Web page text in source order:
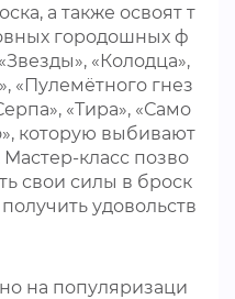
а также освоят т
городошных ф
«Колодца»,
«Пулемётного гнез
«Тира», «Само
которую выбивают
класс позво
свои силы в броск
удовольств
на популяризаци